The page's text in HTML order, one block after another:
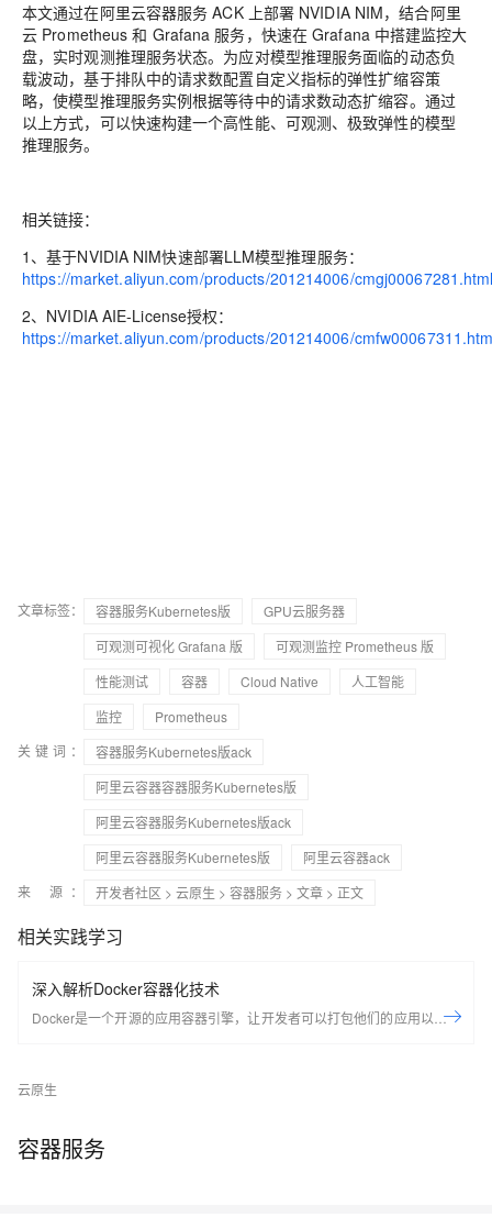
本文通过在阿里云容器服务 ACK 上部署 NVIDIA NIM，结合阿里
云 Prometheus 和 Grafana 服务，快速在 Grafana 中搭建监控大
盘，实时观测推理服务状态。为应对模型推理服务面临的动态负
载波动，基于排队中的请求数配置自定义指标的弹性扩缩容策
略，使模型推理服务实例根据等待中的请求数动态扩缩容。通过
以上方式，可以快速构建一个高性能、可观测、极致弹性的模型
推理服务。
相关链接：
1、基于NVIDIA NIM快速部署LLM模型推理服务：
https://market.aliyun.com/products/201214006/
2、NVIDIA AIE-License授权：
https://market.aliyun.com/products/201214006/
文章标签： 容器服务Kubernetes版
GPU云服务器
可观测可视化 Grafana 版
可观测监控 Prometheus 版
性能测试
容器 Cloud Native
人工智能
监控
Prometheus
关键词：
容器服务Kubernetes版ack
阿里云容器容器服务Kubernetes版
阿里云容器服务Kubernetes版ack
阿里云容器服务Kubernetes版
阿里云容器ack
来 源：
开发者社区 > 云原生 > 容器服务 > 文章 > 正文
相关实践学习
深入解析Docker容器化技术
Docker是一个开源的应用容器引擎，让开发者可以打包他们的应用以及依
Docker是世界领先的软件容器平台。开发人员利用Docker可以消除协作编
容器中并行运行和管理应用，获得更好的计算密度。企业利用Docker可以
构建敏捷的软件交付管道，以更快的速度、更高的安全性和可靠的信誉为
云原生
容器服务